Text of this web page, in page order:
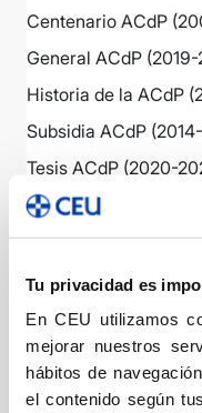
Tu privacidad es
En CEU utilizamos
mejorar nuestros
hábitos de
el contenido según
Centenario ACdP
General ACdP
Historia de la ACdP
Subsidia ACdP
Tesis ACdP (2020-
Ángel Ayala
Vista |